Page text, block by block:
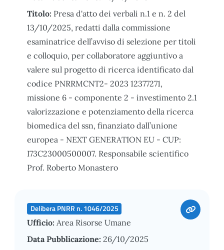
Titolo: Presa d'atto dei verbali n.1 e n. 2 del
13/10/2025, redatti dalla commissione
esaminatrice dell’avviso di selezione per titoli
e colloquio, per collaboratore aggiuntivo a
valere sul progetto di ricerca identificato dal
codice PNRRMCNT2- 2023 12377271,
missione 6 - componente 2 - investimento 2.1
valorizzazione e potenziamento della ricerca
biomedica del ssn, finanziato dall’unione
europea - NEXT GENERATION EU - CUP:
I73C23000500007. Responsabile scientifico
Prof. Roberto Monastero
Delibera PNRR n. 1046/2025
Ufficio: Area Risorse Umane
Data Pubblicazione: 26/10/2025